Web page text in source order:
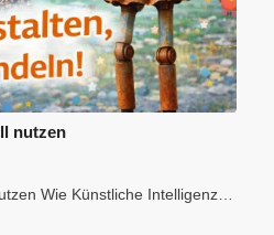
nutzen
Wie Künstliche Intelligenz…